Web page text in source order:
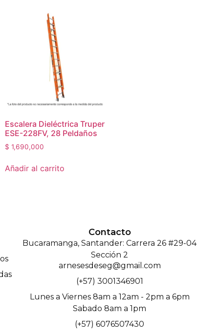
Escalera Dieléctrica Truper
ESE-228FV, 28 Peldaños
$ 1,690,000
Añadir al carrito
Contacto
Bucaramanga, Santander: Carrera 26 #29-04
Sección 2
arnesesdeseg@gmail.com
(+57) 3001346901
Lunes a Viernes 8am a 12am - 2pm a 6pm
Sabado 8am a 1pm
(+57) 6076507430